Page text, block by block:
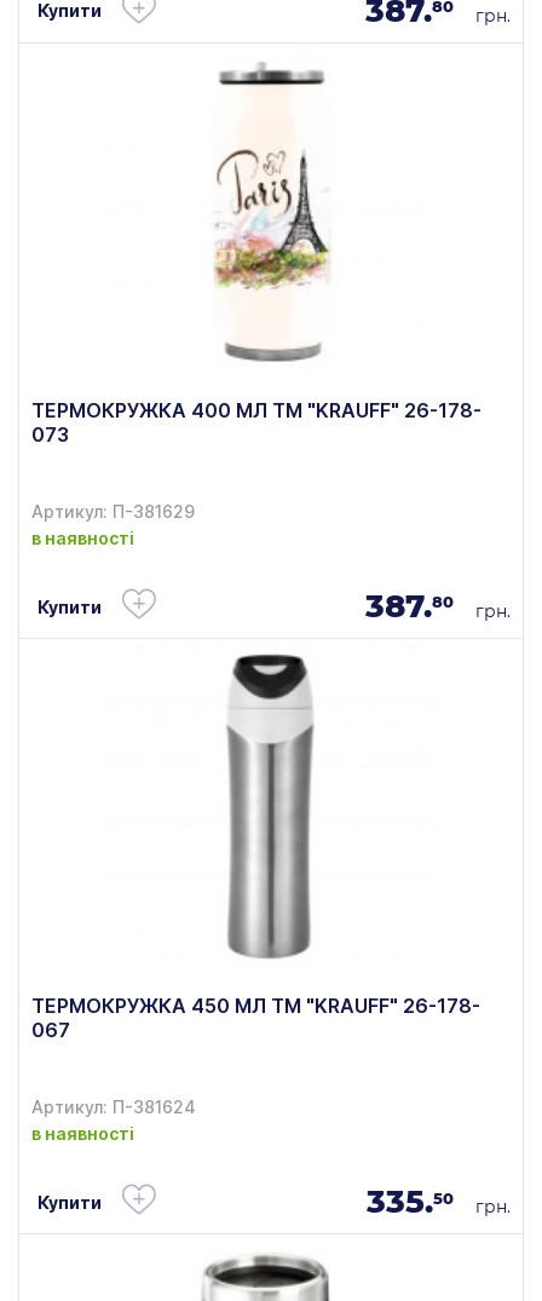
Купити 387.80 грн.
ТЕРМОКРУЖКА 400 МЛ TM "KRAUFF" 26-178-
073
Артикул: П-381629
в наявності
Купити 387.80 грн.
ТЕРМОКРУЖКА 450 МЛ TM "KRAUFF" 26-178-
067
Артикул: П-381624
в наявності
Купити 335.50 грн.